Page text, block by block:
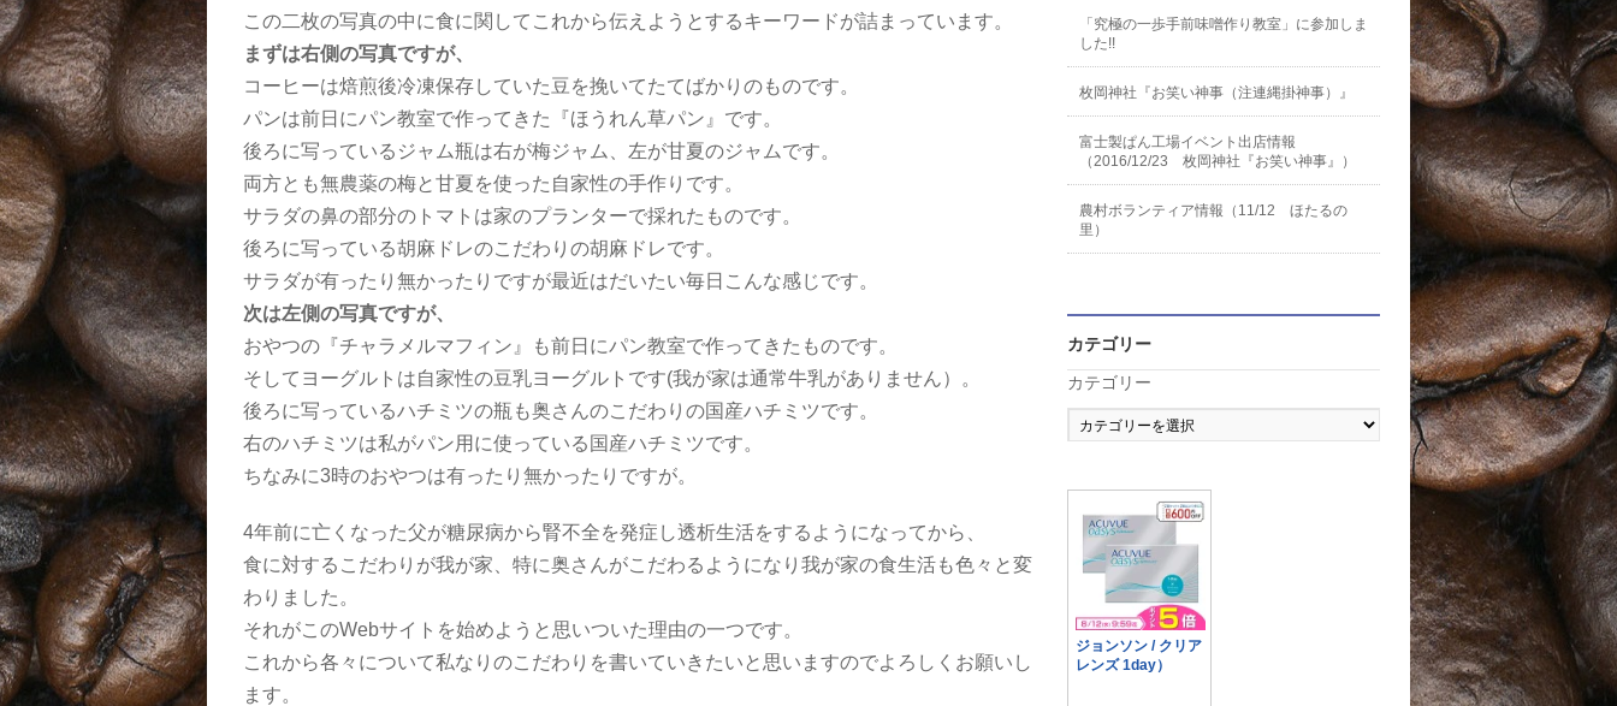
この二枚の写真の中に食に関してこれから伝えようとするキーワードが詰まっています。
まずは右側の写真ですが、
コーヒーは焙煎後冷凍保存していた豆を挽いてたてばかりのものです。
パンは前日にパン教室で作ってきた『ほうれん草パン』です。
後ろに写っているジャム瓶は右が梅ジャム、左が甘夏のジャムです。
両方とも無農薬の梅と甘夏を使った自家性の手作りです。
サラダの鼻の部分のトマトは家のプランターで採れたものです。
後ろに写っている胡麻ドレのこだわりの胡麻ドレです。
サラダが有ったり無かったりですが最近はだいたい毎日こんな感じです。
次は左側の写真ですが、
おやつの『チャラメルマフィン』も前日にパン教室で作ってきたものです。
そしてヨーグルトは自家性の豆乳ヨーグルトです(我が家は通常牛乳がありません）。
後ろに写っているハチミツの瓶も奥さんのこだわりの国産ハチミツです。
右のハチミツは私がパン用に使っている国産ハチミツです。
ちなみに3時のおやつは有ったり無かったりですが。
4年前に亡くなった父が糖尿病から腎不全を発症し透析生活をするようになってから、
食に対するこだわりが我が家、特に奥さんがこだわるようになり我が家の食生活も色々と変
わりました。
それがこのWebサイトを始めようと思いついた理由の一つです。
これから各々について私なりのこだわりを書いていきたいと思いますのでよろしくお願いし
ます。
「究極の一歩手前味噌作り教室」に参加しま
した!!
枚岡神社『お笑い神事（注連縄掛神事）』
富士製ぱん工場イベント出店情報
（2016/12/23 枚岡神社『お笑い神事』）
農村ボランティア情報（11/12 ほたるの
里）
カテゴリー
カテゴリー